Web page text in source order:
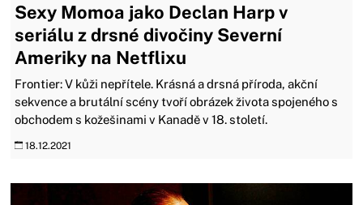
Sexy Momoa jako Declan Harp v
seriálu z drsné divočiny Severní
Ameriky na Netflixu
Frontier: V kůži nepřítele. Krásná a drsná příroda, akční
sekvence a brutální scény tvoří obrázek života spojeného s
obchodem s kožešinami v Kanadě v 18. století.
18.12.2021